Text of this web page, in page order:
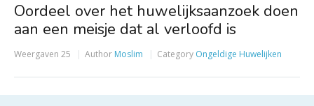
Oordeel over het huwelijksaanzoek doen
aan een meisje dat al verloofd is
Weergaven 25 Author Moslim Category Ongeldige Huwelijken